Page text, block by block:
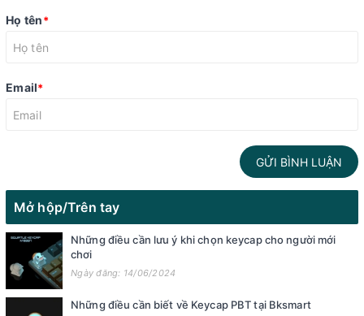
Họ tên*
Email*
GỬI BÌNH LUẬN
Mở hộp/Trên tay
Những điều cần lưu ý khi chọn keycap cho người mới
chơi
Ngày đăng: 14/06/2024
Những điều cần biết về Keycap PBT tại Bksmart